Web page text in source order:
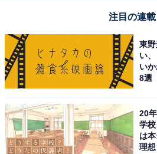
「オーラルB ジーニアス9000
モロッコデザイン」
注目の連載
東
い
い
8選
20
学
は
理